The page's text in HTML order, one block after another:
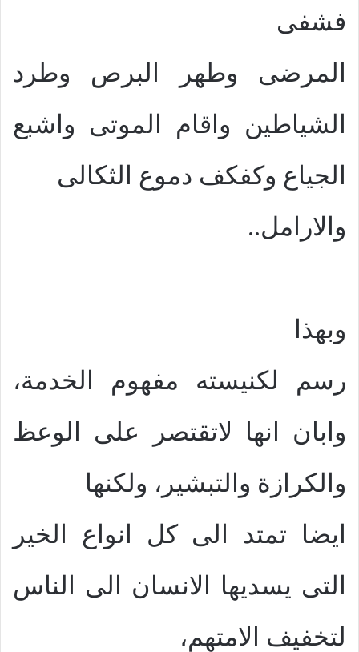
فشفى
المرضى وطهر البرص وطرد
الشياطين واقام الموتى واشبع
الجياع وكفكف دموع الثكالى
والارامل..
وبهذا
رسم لكنيسته مفهوم الخدمة،
وابان انها لاتقتصر على الوعظ
والكرازة والتبشير، ولكنها
ايضا تمتد الى كل انواع الخير
التى يسديها الانسان الى الناس
لتخفيف الامتهم،